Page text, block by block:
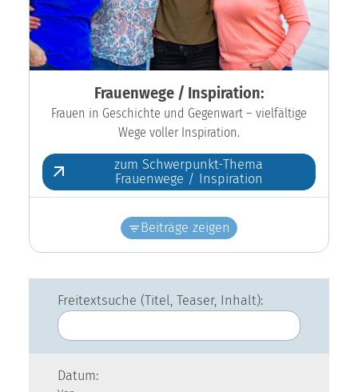
Frauenwege / Inspiration:
Frauen in Geschichte und Gegenwart – vielfältige
Wege voller Inspiration.
zum Schwerpunkt-Thema
Frauenwege / Inspiration
Beiträge zeigen
Freitextsuche (Titel, Teaser, Inhalt):
Datum: